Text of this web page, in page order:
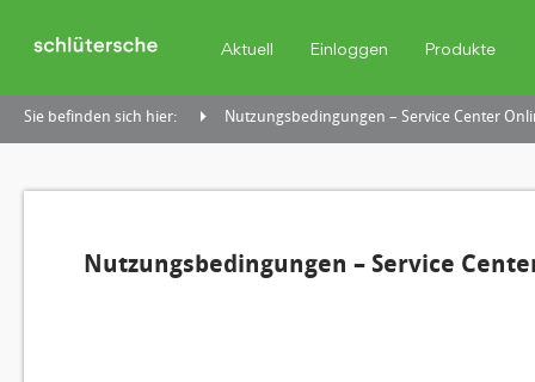
Aktuell Einloggen Produkte
Sie befinden sich hier: Nutzungsbedingungen – Service Center
Nutzungsbedingungen – Service